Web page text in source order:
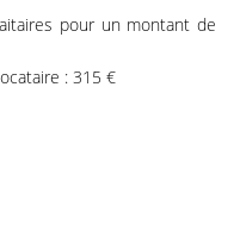
pour un montant de
: 315 €